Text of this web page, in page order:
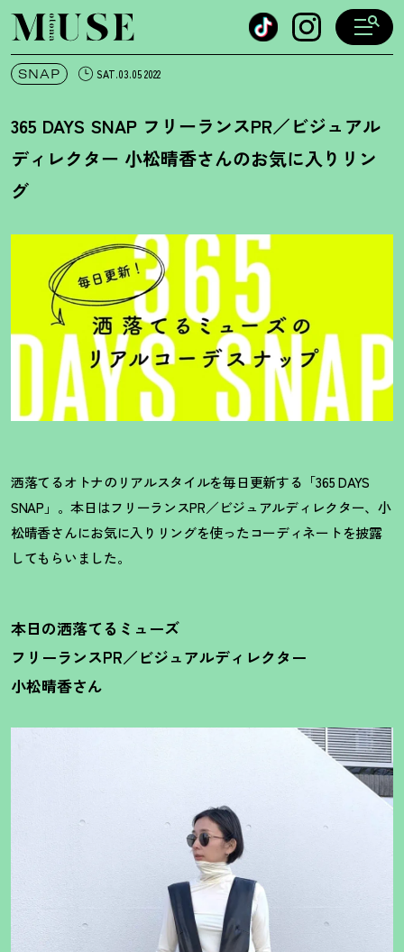
オトナミューズ ウェブ
SNAP SAT.03.05 2022
365 DAYS SNAP フリーランスPR／ビジュアル
ディレクター 小松晴香さんのお気に入りリン
グ
洒落てるオトナのリアルスタイルを毎日更新する「365 DAYS
SNAP」。本日はフリーランスPR／ビジュアルディレクター、小
松晴香さんにお気に入りリングを使ったコーディネートを披露
してもらいました。
本日の洒落てるミューズ
フリーランスPR／ビジュアルディレクター
小松晴香さん